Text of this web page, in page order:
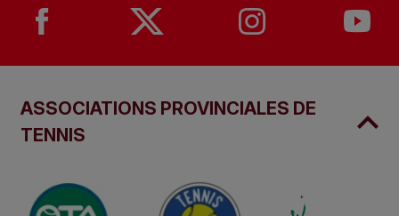
ASSOCIATIONS PROVINCIALES DE
TENNIS